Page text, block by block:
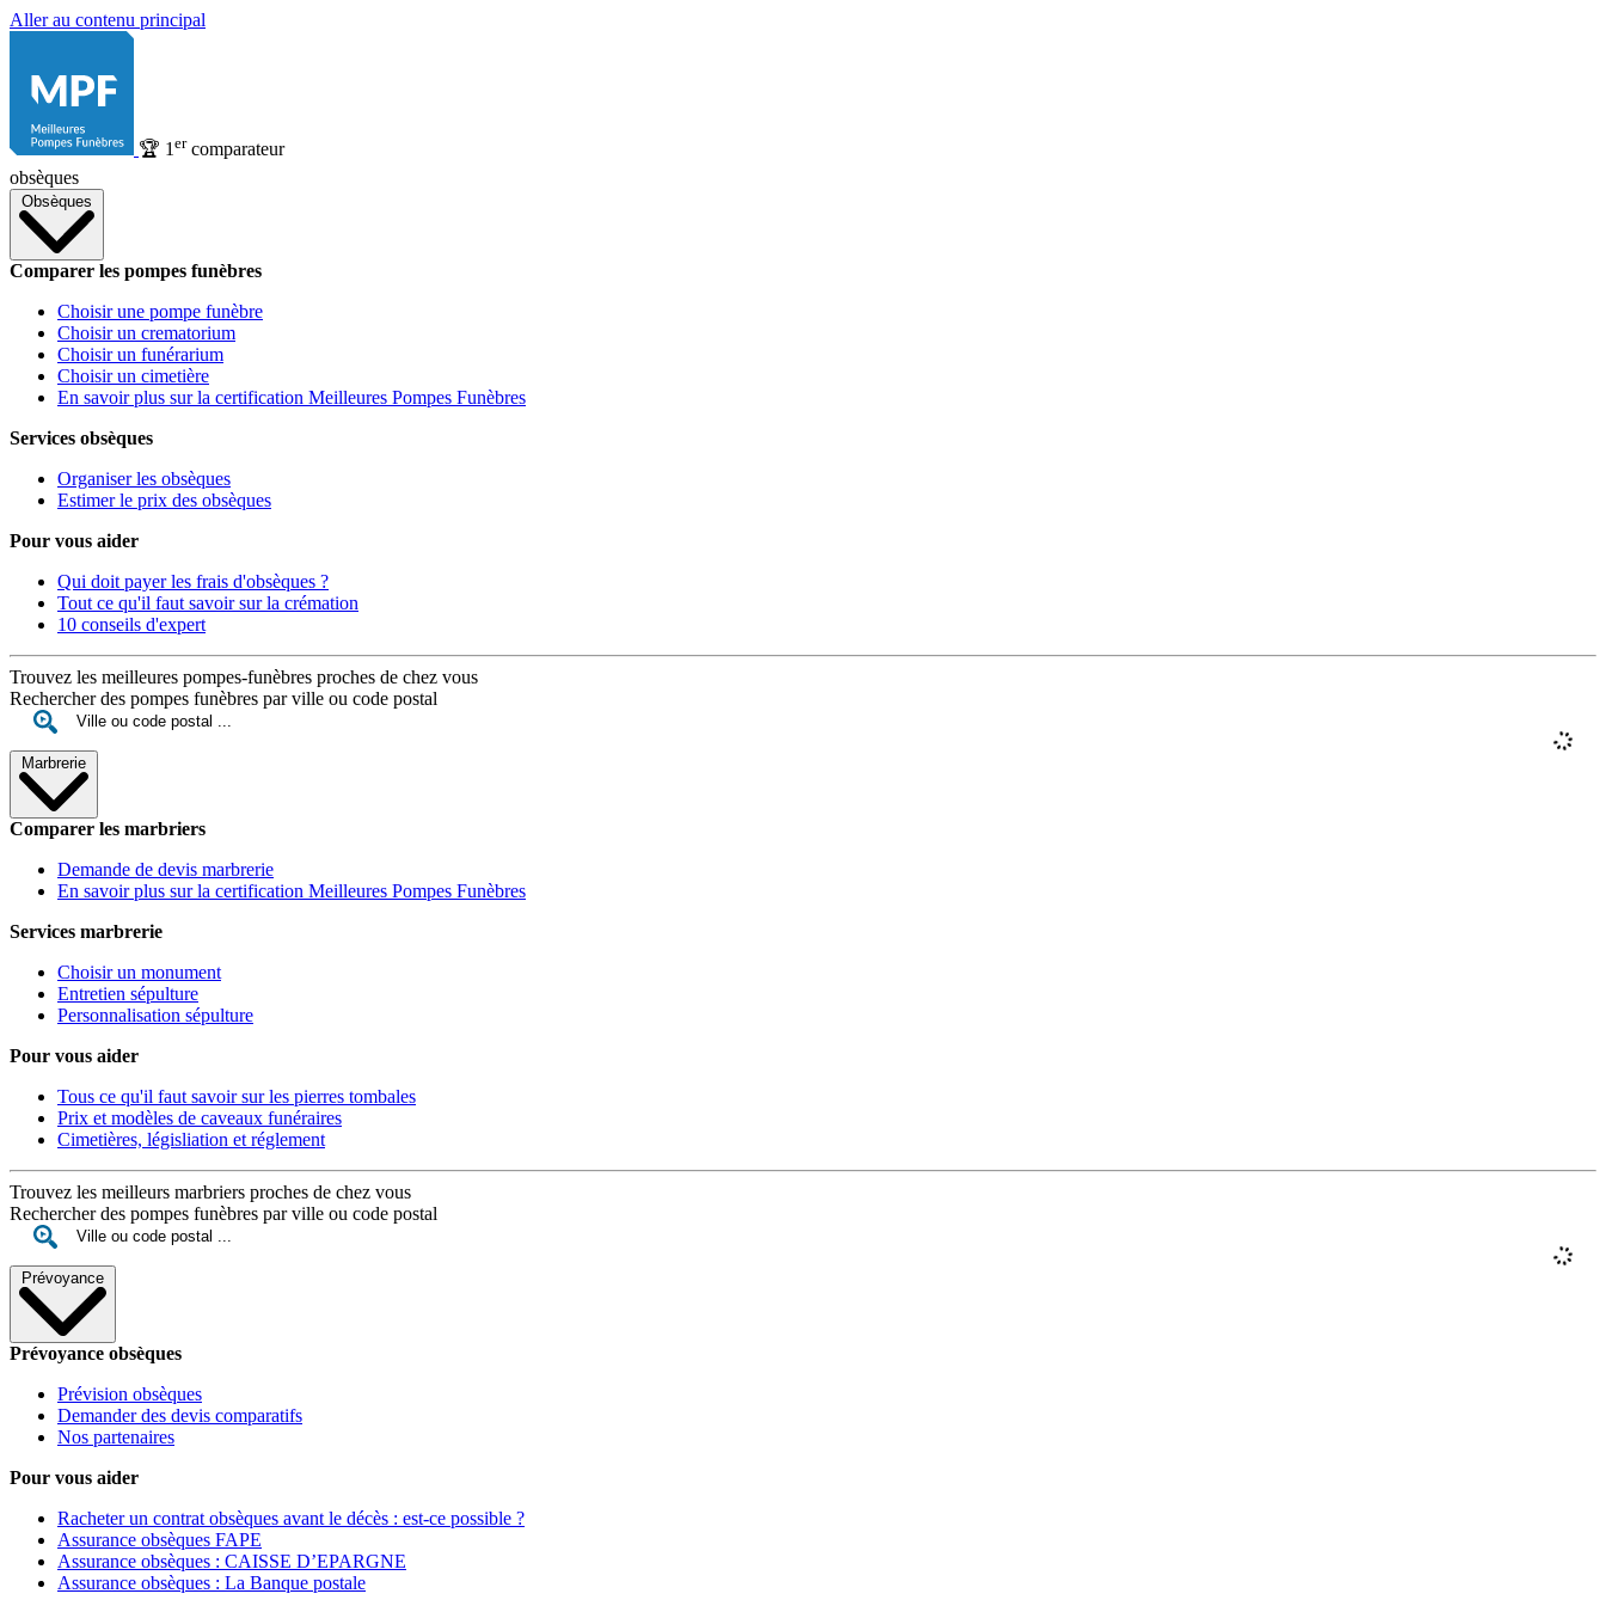
Aller au contenu principal
🏆 1 ercomparateur
obsèques
Obsèques
Comparer les pompes funèbres
Choisir une pompe funèbre
Choisir un crematorium
Choisir un funérarium
Choisir un cimetière
En savoir plus sur la certification Meilleures Pompes Funèbres
Services obsèques
Organiser les obsèques
Estimer le prix des obsèques
Pour vous aider
Qui doit payer les frais d'obsèques ?
Tout ce qu'il faut savoir sur la crémation
10 conseils d'expert
Trouvez les meilleures pompes-funèbres proches de chez vous
Rechercher des pompes funèbres par ville ou code postal
Marbrerie
Comparer les marbriers
Demande de devis marbrerie
En savoir plus sur la certification Meilleures Pompes Funèbres
Services marbrerie
Choisir un monument
Entretien sépulture
Personnalisation sépulture
Pour vous aider
Tous ce qu'il faut savoir sur les pierres tombales
Prix et modèles de caveaux funéraires
Cimetières, législiation et réglement
Trouvez les meilleurs marbriers proches de chez vous
Rechercher des pompes funèbres par ville ou code postal
Prévoyance
Prévoyance obsèques
Prévision obsèques
Demander des devis comparatifs
Nos partenaires
Pour vous aider
Racheter un contrat obsèques avant le décès : est-ce possible ?
Assurance obsèques FAPE
Assurance obsèques : CAISSE D’EPARGNE
Assurance obsèques : La Banque postale